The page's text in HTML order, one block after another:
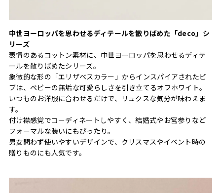
中世ヨーロッパを思わせるディテールを散りばめた「deco」シ
リーズ
表情のあるコットン素材に、中世ヨーロッパを思わせるディテ
ールを散りばめたシリーズ。
象徴的な形の「エリザベスカラー」からインスパイアされたビ
ブは、ベビーの無垢な可愛らしさを引き立てるオフホワイト。
いつものお洋服に合わせるだけで、リュクスな気分が味わえま
す。
付け襟感覚でコーディネートしやすく、結婚式やお宮参りなど
フォーマルな装いにもぴったり。
男女問わず使いやすいデザインで、クリスマスやイベント時の
贈りものにも人気です。